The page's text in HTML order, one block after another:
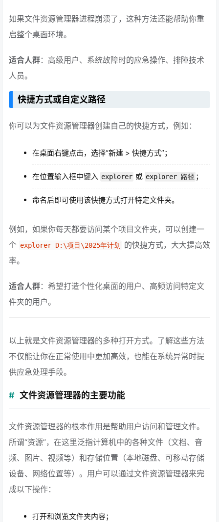
如果文件资源管理器进程崩溃了，这种方法还能帮助你重
启整个桌面环境。
适合人群：高级用户、系统故障时的应急操作、排障技术
人员。
快捷方式或自定义路径
你可以为文件资源管理器创建自己的快捷方式，例如：
在桌面右键点击，选择“新建 > 快捷方式”；
在位置输入框中键入 explorer 或 explorer 路径 ；
命名后即可使用该快捷方式打开特定文件夹。
例如，如果你每天都要访问某个项目文件夹，可以创建一
个 explorer D:\项目\2025年计划
的快捷方式，大大提高效
率。
适合人群：希望打造个性化桌面的用户、高频访问特定文
件夹的用户。
以上就是文件资源管理器的多种打开方式。了解这些方法
不仅能让你在正常使用中更加高效，也能在系统异常时提
供应急处理手段。
文件资源管理器的主要功能
文件资源管理器的根本作用是帮助用户访问和管理文件。
所谓“资源”，在这里泛指计算机中的各种文件（文档、音
频、图片、视频等）和存储位置（本地磁盘、可移动存储
设备、网络位置等）。用户可以通过文件资源管理器来完
成以下操作：
打开和浏览文件夹内容；